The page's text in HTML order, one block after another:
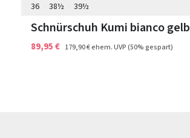
36 38½ 39½
Schnürschuh Kumi bianco gelb
89,95 € 179,90 €ehem. UVP(50% gespart)